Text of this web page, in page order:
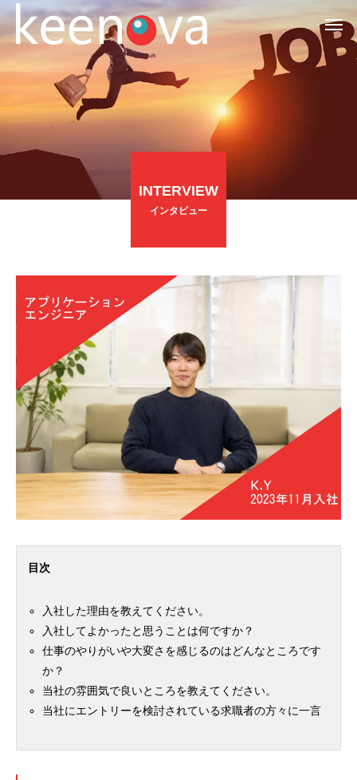
INTERVIEW
インタビュー
目次
入社した理由を教えてください。
入社してよかったと思うことは何ですか？
仕事のやりがいや大変さを感じるのはどんなところです
か？
当社の雰囲気で良いところを教えてください。
当社にエントリーを検討されている求職者の方々に一言